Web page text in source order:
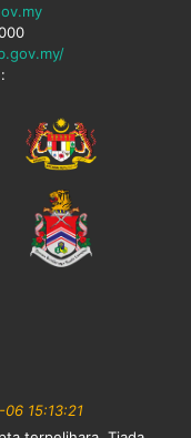
06 15:13:21